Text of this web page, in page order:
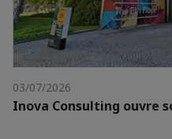
03/07/2026
Inova Consulting ouvre